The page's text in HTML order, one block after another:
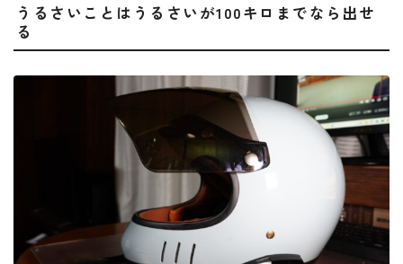
うるさいことはうるさいが100キロまでなら出せ
る